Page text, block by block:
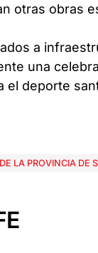
otras obras
a
una
el deporte
LA PROVINCIA DE